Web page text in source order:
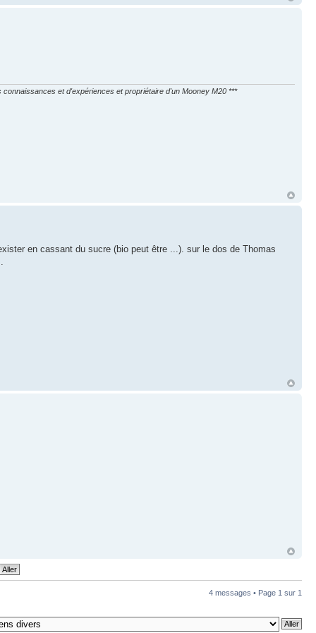
et d'expériences et propriétaire d'un Mooney M20 ***
en cassant du sucre (bio peut être ...). sur le dos de Thomas
4 messages • Page 1 sur 1